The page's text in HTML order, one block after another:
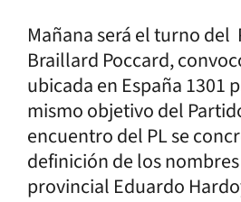
Mañana será el turno
Braillard Poccard,
ubicada en España 1301
mismo objetivo del
encuentro del PL se
definición de los
provincial Eduardo